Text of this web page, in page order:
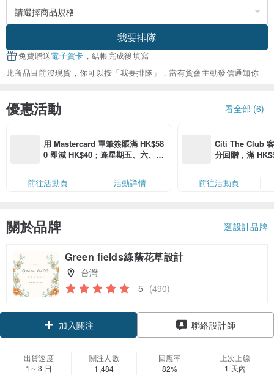
我要排隊
免費贈送電子賀卡 ，結帳完成後填寫
此商品目前沒現貨，你可以按「我要排隊」，當有貨會主動發信通知你
優惠活動 看全部 (6)
用 Mastercard 單筆簽賬滿 HK$58
0 即減 HK$40；逢星期五、六、日
限，額滿即止，僅限「常用信用
卡」結帳）
前往活動頁 活動詳情
Citi The Club
分回贈，滿
前往活動頁
關於品牌 逛設計品牌
Green fields綠蔭花草設計
台灣
5 (490)
加入關注
聯絡設計師
出貨速度
1～3 日
關注人數
1,484
回應率
82%
上次上線
1 天內